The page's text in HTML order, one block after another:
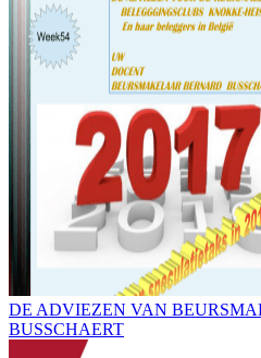
DE ADVIEZEN VAN
BUSSCHAERT